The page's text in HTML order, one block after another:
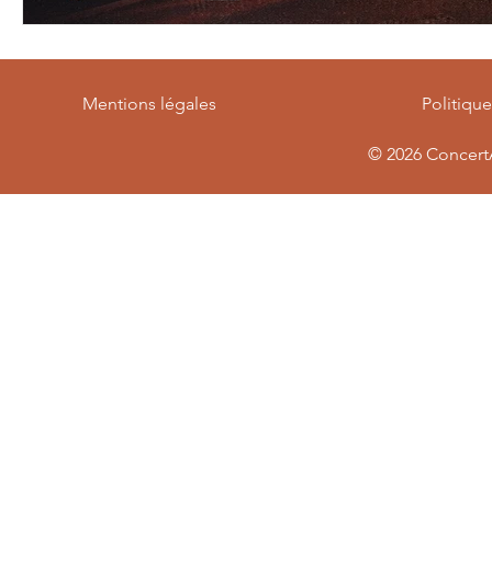
Mentions légales
© 2026